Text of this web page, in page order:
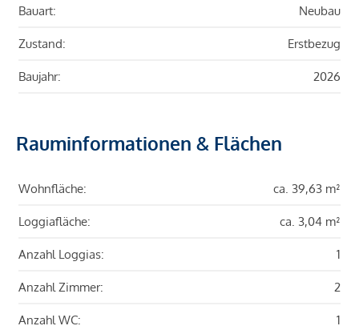
Bauart: Neubau
Zustand: Erstbezug
Baujahr: 2026
Rauminformationen & Flächen
Wohnfläche: ca. 39,63 m²
Loggiafläche: ca. 3,04 m²
Anzahl Loggias: 1
Anzahl Zimmer: 2
Anzahl WC: 1